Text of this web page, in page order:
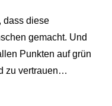
dass diese
gemacht. Und
Punkten auf grün
zu vertrauen…